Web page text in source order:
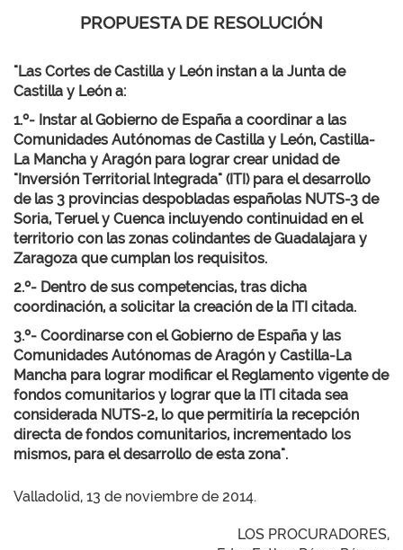
PROPUESTA DE RESOLUCIÓN
"Las Cortes de Castilla y León instan a la Junta de
Castilla y León a:
1.º- Instar al Gobierno de España a coordinar a las
Comunidades Autónomas de Castilla y León, Castilla-
La Mancha y Aragón para lograr crear unidad de
"Inversión Territorial Integrada" (ITI) para el desarrollo
de las 3 provincias despobladas españolas NUTS-3 de
Soria, Teruel y Cuenca incluyendo continuidad en el
territorio con las zonas colindantes de Guadalajara y
Zaragoza que cumplan los requisitos.
2.º- Dentro de sus competencias, tras dicha
coordinación, a solicitar la creación de la ITI citada.
3.º- Coordinarse con el Gobierno de España y las
Comunidades Autónomas de Aragón y Castilla-La
Mancha para lograr modificar el Reglamento vigente de
fondos comunitarios y lograr que la ITI citada sea
considerada NUTS-2, lo que permitiría la recepción
directa de fondos comunitarios, incrementado los
mismos, para el desarrollo de esta zona".
Valladolid, 13 de noviembre de 2014.
LOS PROCURADORES,